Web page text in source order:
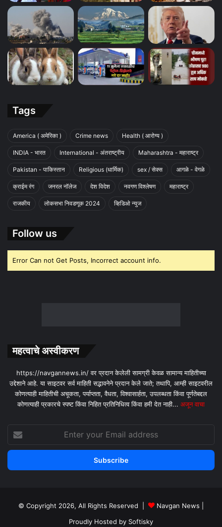
Tags
America ( अमेरिका ) Crime news Health ( आरोग्य )
INDIA - भारत International - अंतराष्ट्रीय Maharashtra - महाराष्ट्र
Pakistan - पाकिस्तान Religious (धार्मिक) sex / सेक्स आगळे - वेगळे
क्राईम रंग जनरल नॉलेज देश विदेश नवगण विश्लेषण महाराष्ट्र
राजकीय लोकसभा निवडणूक 2024 व्हिडिओ न्युज
Follow us
Error Can not Get Posts, Incorrect account info.
महत्वाचे अस्वीकरण
https://navgannews.in/ वर प्रदान केलेली सामग्री केवळ सामान्य माहितीच्या
उद्देशाने आहे. या साइटवर सर्व माहिती सद्भावनेने प्रदान केले जाते; तथापि, आम्ही साइटवरील
कोणत्याही माहितीची अचूकता, पर्याप्तता, वैधता, विश्वासार्हता, उपलब्धता किंवा पूर्णतेबद्दल
कोणत्याही प्रकारचे स्पष्ट किंवा निहित प्रतिनिधित्व किंवा हमी देत ​​नाही... अजून वाचा
your
Email
© Copyright 2026, All Rights Reserved | Navgan News
Proudly Hosted by Softisky